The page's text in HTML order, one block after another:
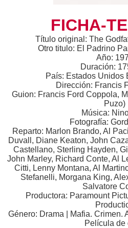
FICHA-
Título original: The
Otro titulo: El Padrino
Año:
Duración:
País: Estados Unidos
Dirección: Francis
Guion: Francis Ford Coppola,
Puzo)
Música:
Fotografía:
Reparto: Marlon Brando, Al
Duvall, Diane Keaton, John
Castellano, Sterling Hayden,
John Marley, Richard Conte, Al
Citti, Lenny Montana, Al
Stefanelli, Morgana King,
Salvatore
Productora: Paramount
Género: Drama | Mafia. Crimen.
Película de